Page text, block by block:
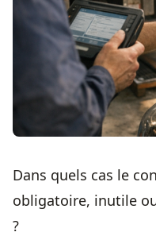
Dans quels cas le
obligatoire, inutile
?